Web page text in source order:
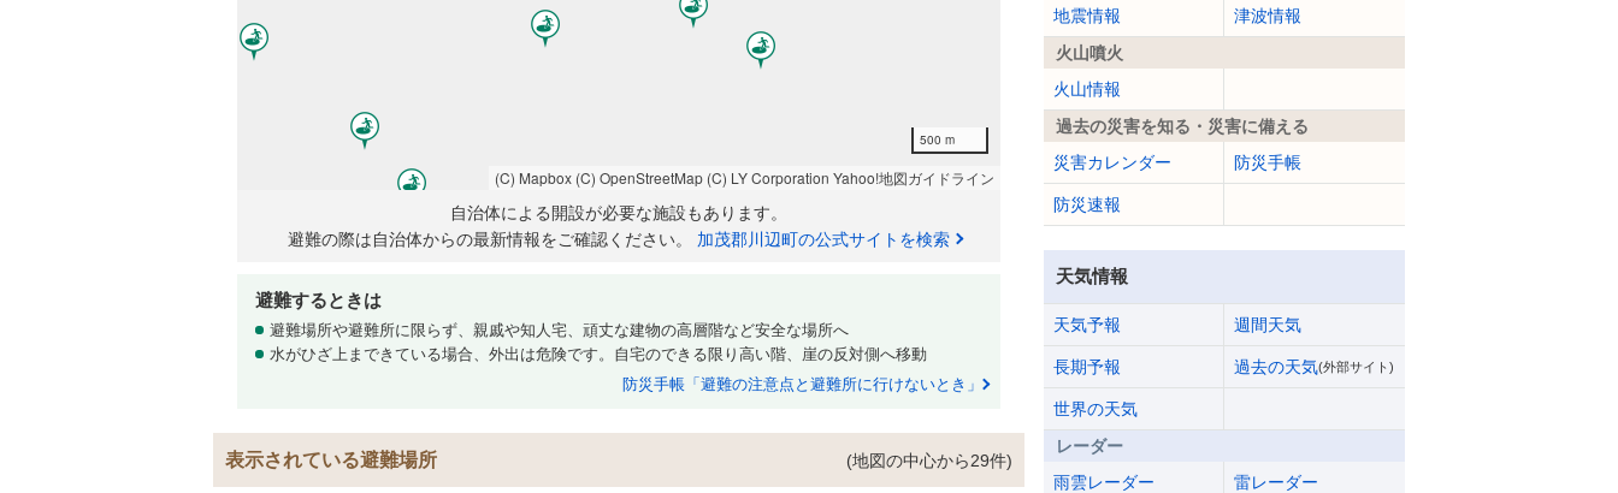
500 m
(C) Mapbox (C) OpenStreetMap (C) LY Corporation Yahoo!地図ガイドライン
自治体による開設が必要な施設もあります。
避難の際は自治体からの最新情報をご確認ください。 加茂郡川辺町の公式サイトを検索
避難するときは
避難場所や避難所に限らず、親戚や知人宅、頑丈な建物の高層階など安全な場所へ
水がひざ上まできている場合、外出は危険です。自宅のできる限り高い階、崖の反対側へ移動
防災手帳「避難の注意点と避難所に行けないとき」
表示されている避難場所 (地図の中心から29件)
地震情報
津波情報
火山噴火
火山情報
過去の災害を知る・災害に備える
災害カレンダー
防災手帳
防災速報
天気情報
天気予報 週間天気
長期予報 過去の天気(外部サイト)
世界の天気
レーダー
雨雲レーダー
雷レーダー